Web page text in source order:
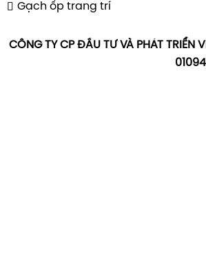
Gạch ốp trang trí
CÔNG TY CP ĐẦU TƯ VÀ PHÁT TRIỂN